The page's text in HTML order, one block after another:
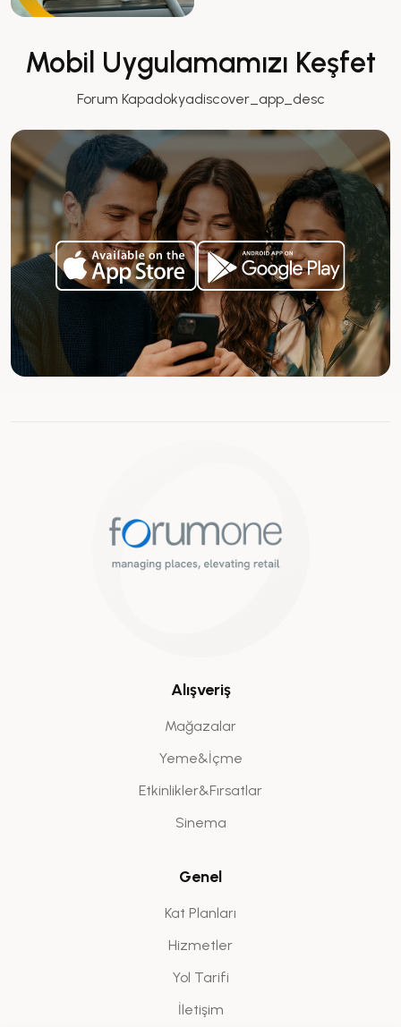
Mobil Uygulamamızı Keşfet
Forum Kapadokyadiscover_app_desc
Alışveriş
Mağazalar
Yeme&İçme
Etkinlikler&Fırsatlar
Sinema
Genel
Kat Planları
Hizmetler
Yol Tarifi
İletişim